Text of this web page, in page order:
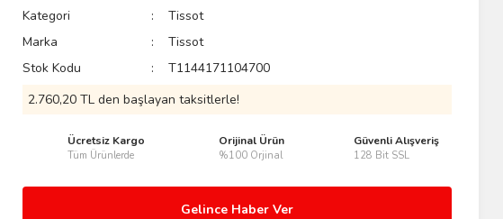
Kategori
Tissot
Marka
Tissot
Stok Kodu
T1144171104700
2.760,20 TL den başlayan taksitlerle!
Ücretsiz Kargo
Tüm Ürünlerde
Orijinal Ürün
%100 Orjinal
Güvenli Alışveriş
128 Bit SSL
Gelince Haber Ver